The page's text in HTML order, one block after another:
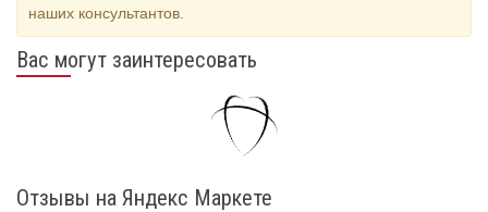
наших консультантов.
Вас могут заинтересовать
Отзывы на Яндекс Маркете